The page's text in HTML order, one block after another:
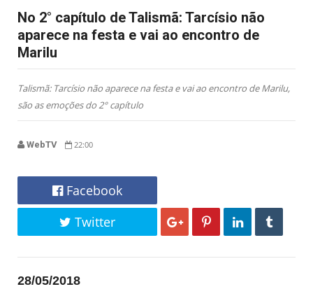
No 2° capítulo de Talismã: Tarcísio não
aparece na festa e vai ao encontro de
Marilu
Talismã: Tarcísio não aparece na festa e vai ao encontro de Marilu,
são as emoções do 2° capítulo
WebTV 22:00
Facebook
Twitter
28/05/2018